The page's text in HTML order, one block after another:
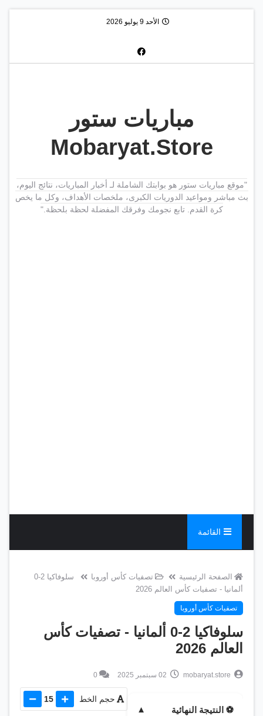
الأحد 9 يوليو 2026
مباريات ستور
Mobaryat.Store
"موقع مباريات ستور هو بوابتك الشاملة لـ أخبار المباريات، نتائج اليوم،
بث مباشر ومواعيد الدوريات الكبرى، ملخصات الأهداف، وكل ما يخص
كرة القدم. تابع نجومك وفرقك المفضلة لحظة بلحظة."
القائمة
الصفحة الرئيسية تصفيات كأس أوروبا
سلوفاكيا 2-0
ألمانيا - تصفيات كأس العالم 2026
تصفيات كأس أوروبا
سلوفاكيا 2-0 ألمانيا - تصفيات كأس
العالم 2026
mobaryat.store
0
حجم الخط 15
⚽ النتيجة النهائية ▼